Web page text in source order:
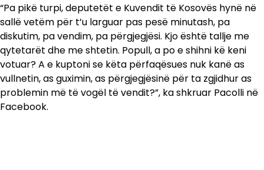
“Pa pikë turpi, deputetët e Kuvendit të Kosovës hynë në
sallë vetëm për t’u larguar pas pesë minutash, pa
diskutim, pa vendim, pa përgjegjësi. Kjo është tallje me
qytetarët dhe me shtetin. Popull, a po e shihni kë keni
votuar? A e kuptoni se këta përfaqësues nuk kanë as
vullnetin, as guximin, as përgjegjësinë për ta zgjidhur as
problemin më të vogël të vendit?”, ka shkruar Pacolli në
Facebook.